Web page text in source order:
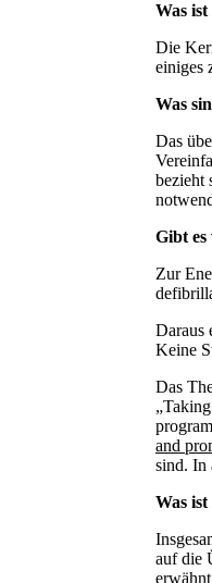
Was
Die
einiges
Was
Das
bezieht
Gibt es
Zur
Daraus
Keine
Das
and
sind. In
Was
auf die